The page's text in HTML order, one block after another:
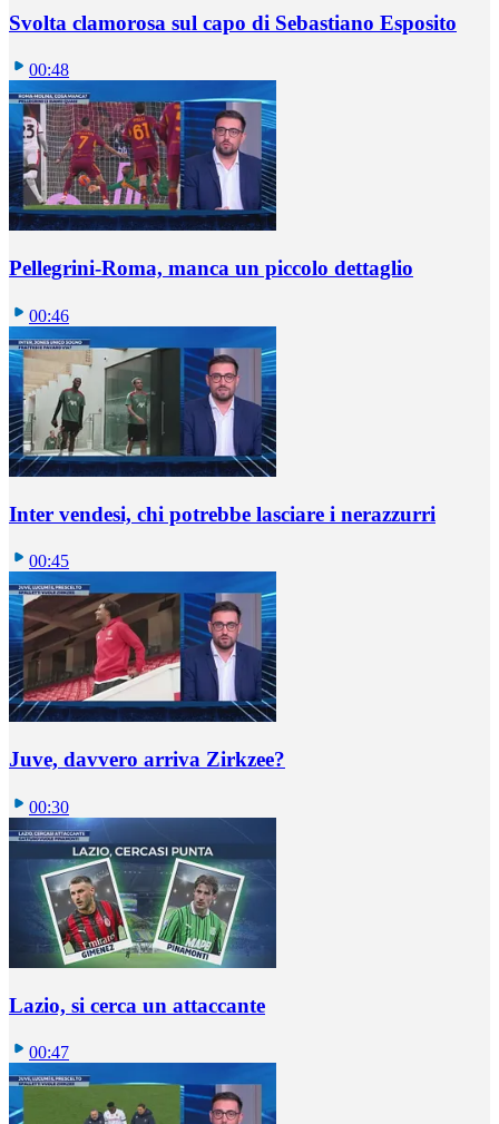
Svolta clamorosa sul capo di Sebastiano Esposito
00:48
Pellegrini-Roma, manca un piccolo dettaglio
00:46
Inter vendesi, chi potrebbe lasciare i nerazzurri
00:45
Juve, davvero arriva Zirkzee?
00:30
Lazio, si cerca un attaccante
00:47